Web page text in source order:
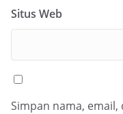
Situs Web
Simpan nama,